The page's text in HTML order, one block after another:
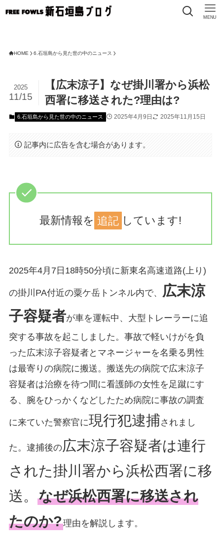
MENU
HOME 6.石垣島から見た世の中のニュース
【広末涼子】なぜ掛川署から浜松
西署に移送された?理由は?
2025
11/15
6.石垣島から見た世の中のニュース 2025年4月9日 2025年11月15日
記事内に広告を含む場合があります。
最新情報を 追記 しています!
2025年4月7日18時50分頃に新東名高速道路(上り)
の掛川PA付近の粟ケ岳トンネル内で、
広末涼
子容疑者が車を運転中、大型トレーラーに追
突する事故を起こしました。事故で軽いけがを負
った広末涼子容疑者とマネージャーを名乗る男性
は最寄りの病院に搬送。搬送先の病院で広末涼子
容疑者は治療を待つ間に看護師の女性を足蹴にす
る、腕をひっかくなどしたため病院に事故の調査
に来ていた警察官に現行犯逮捕されまし
た。逮捕後の広末涼子容疑者は連行
された掛川署から浜松西署に移
送。 なぜ浜松西署に移送され
たのか?理由を解説します。